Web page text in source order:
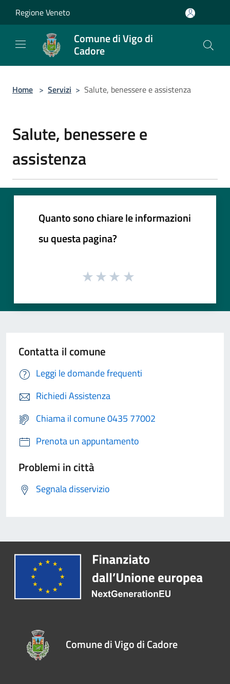
Regione Veneto
Comune di Vigo di
Cadore
Home > Servizi > Salute, benessere e assistenza
Salute, benessere e
assistenza
Quanto sono chiare le informazioni
su questa pagina?
Contatta il comune
Leggi le domande frequenti
Richiedi Assistenza
Chiama il comune 0435 77002
Prenota un appuntamento
Problemi in città
Segnala disservizio
Comune di Vigo di Cadore